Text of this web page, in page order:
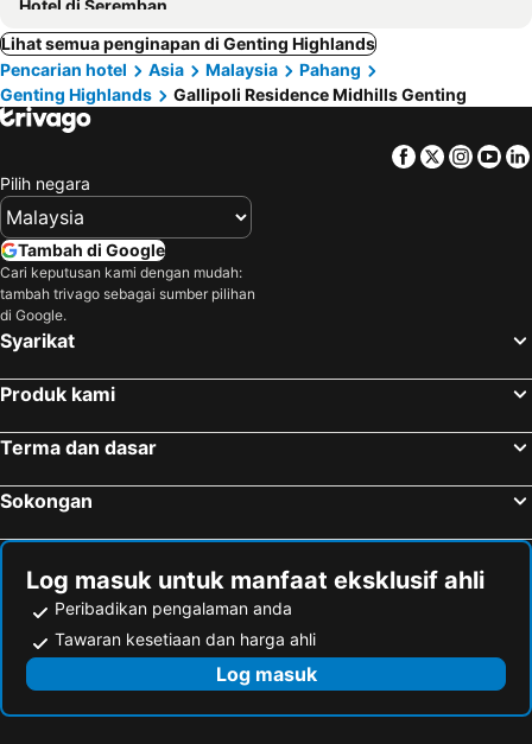
Hotel di Seremban
Lihat semua penginapan di Genting Highlands
Pencarian hotel
Asia Malaysia
Pahang
Genting Highlands
Gallipoli Residence Midhills Genting
Facebook
Twitter
Pilih negara
Tambah di Google
Cari keputusan kami dengan mudah:
tambah trivago sebagai sumber pilihan
di Google.
Syarikat
Produk kami
Terma dan dasar
Sokongan
Log masuk untuk manfaat eksklusif ahli
Peribadikan pengalaman anda
Tawaran kesetiaan dan harga ahli
Log masuk